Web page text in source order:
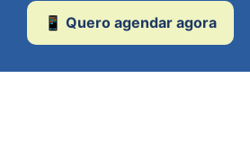
📱 Quero agendar agora